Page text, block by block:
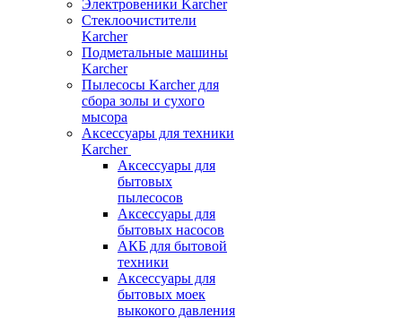
Электровеники Karcher
Стеклоочистители
Karcher
Подметальные машины
Karcher
Пылесосы Karcher для
сбора золы и сухого
мысора
Аксессуары для техники
Karcher
Аксессуары для
бытовых
пылесосов
Аксессуары для
бытовых насосов
АКБ для бытовой
техники
Аксессуары для
бытовых моек
выкокого давления